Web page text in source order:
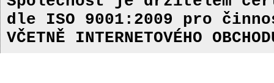
dle ISO 9001:2009 pro
VČETNĚ INTERNETOVÉHO